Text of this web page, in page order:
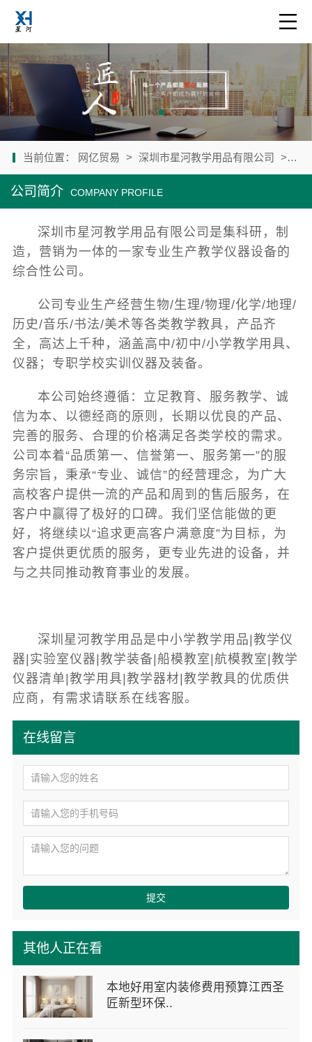
当前位置： 网亿贸易 > 深圳市星河教学用品有限公司 > 公
其他人正在看
本地好用室内装修费用预算江西圣
匠新型环保..
在线留言
提交
公司简介 COMPANY PROFILE
深圳市星河教学用品有限公司是集科研，制
造，营销为一体的一家专业生产教学仪器设备的
综合性公司。
公司专业生产经营生物/生理/物理/化学/地理/
历史/音乐/书法/美术等各类教学教具，产品齐
全，高达上千种，涵盖高中/初中/小学教学用具、
仪器；专职学校实训仪器及装备。
本公司始终遵循：立足教育、服务教学、诚
信为本、以德经商的原则，长期以优良的产品、
完善的服务、合理的价格满足各类学校的需求。
公司本着“品质第一、信誉第一、服务第一”的服
务宗旨，秉承“专业、诚信”的经营理念，为广大
高校客户提供一流的产品和周到的售后服务，在
客户中赢得了极好的口碑。我们坚信能做的更
好，将继续以“追求更高客户满意度”为目标，为
客户提供更优质的服务，更专业先进的设备，并
与之共同推动教育事业的发展。
深圳星河教学用品是中小学教学用品|教学仪
器|实验室仪器|教学装备|船模教室|航模教室|教学
仪器清单|教学用具|教学器材|教学教具的优质供
应商，有需求请联系在线客服。